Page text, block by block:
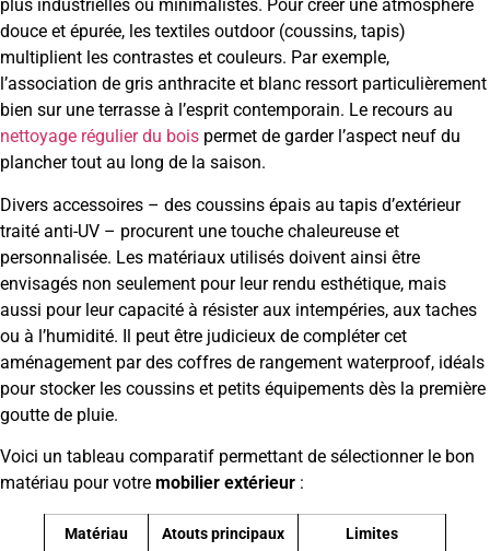
plus industrielles ou minimalistes. Pour créer une atmosphère
douce et épurée, les textiles outdoor (coussins, tapis)
multiplient les contrastes et couleurs. Par exemple,
l’association de gris anthracite et blanc ressort particulièrement
bien sur une terrasse à l’esprit contemporain. Le recours au
nettoyage régulier du bois permet de garder l’aspect neuf du
plancher tout au long de la saison.
Divers accessoires – des coussins épais au tapis d’extérieur
traité anti-UV – procurent une touche chaleureuse et
personnalisée. Les matériaux utilisés doivent ainsi être
envisagés non seulement pour leur rendu esthétique, mais
aussi pour leur capacité à résister aux intempéries, aux taches
ou à l’humidité. Il peut être judicieux de compléter cet
aménagement par des coffres de rangement waterproof, idéals
pour stocker les coussins et petits équipements dès la première
goutte de pluie.
Voici un tableau comparatif permettant de sélectionner le bon
matériau pour votre mobilier extérieur :
Matériau Atouts principaux Limites